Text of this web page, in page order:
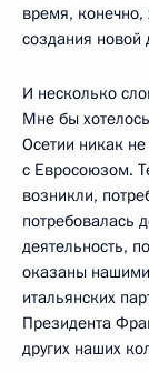
время, конечно,
создания новой
И несколько
Мне бы
Осетии никак
с Евросоюзом.
возникли,
потребовалась
деятельность,
оказаны
итальянских
Президента
других наших